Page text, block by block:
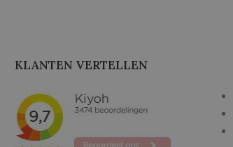
KLANTEN VERTELLEN